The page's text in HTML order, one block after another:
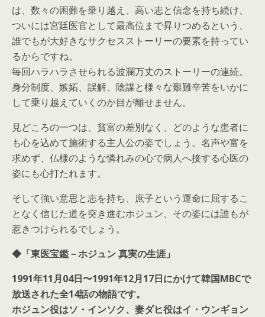
は、数々の困難を乗り越え、高い志と信念を持ち続け、
ついには宮廷医官として最高位まで昇りつめるという、
誰でもが大好きなサクセスストーリーの要素を持ってい
るからですね。
毎回ハラハラさせられる波瀾万丈のストーリーの連続。
身分制度、嫉妬、誤解、陰謀と様々な艱難辛苦をいかに
して乗り越えていくのか目が離せません。
見どころの一つは、貧富の差別なく、どのような患者に
も心を込めて施術する主人公の姿でしょう。名声や富を
求めず、仏様のような憐れみの心で病人へ接する心医の
姿にも心打たれます。
そして強い意思と志を持ち、庶子という運命に屈するこ
となく信じた道を突き進むホジュン、その姿には誰もが
惹きつけられるでしょう。
◆「東医宝鑑－ホジュン 真実の生涯」
1991年11月04日〜1991年12月17日にかけて韓国MBCで
放送された全14話の物語です。
ホジュン役はソ・インソク、妻ダヒ役はイ・ウンギョン